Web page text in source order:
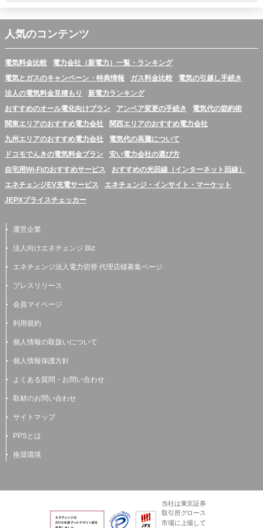
人気のコンテンツ
電気料金比較
電力会社（新電力）一覧・ランキング
電気とガスのキャンペーン・特典情報
ガス料金比較
電気の引越し手続き
法人の電気料金見積もり
新電力ランキング
おすすめのオール電化向けプラン
アンペア変更の手続き
電気代の節約術
関東エリアのおすすめ電力会社
関西エリアのおすすめ電力会社
九州エリアのおすすめ電力会社
電気代の高騰について
ドコモでんきの電気料金プラン
安い電力会社の選び方
自宅用Wi-Fiのおすすめサービス
おすすめの光回線（インターネット回線）
エネチェンジEV充電サービス
エネチェンジ・インサイト・マーケット
JEPXプライスチェッカー
運営企業
法人向けエネチェンジ Biz
エネチェンジ法人電力切替 代理店様募集ページ
プレスリリース
会員マイページ
利用規約
個人情報の取扱いについて
個人情報保護方針
よくある質問・お問い合わせ
取材のお問い合わせ
サイトマップ
PPSとは
推奨環境
当社は東京証券
取引所グロース
市場に上場して